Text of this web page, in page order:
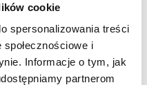
cookie
spersonalizowania treści
i
Informacje o tym, jak
partnerom